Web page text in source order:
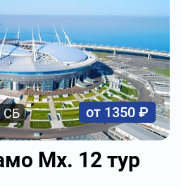
СБ от 1350 ₽
Мх. 12 тур